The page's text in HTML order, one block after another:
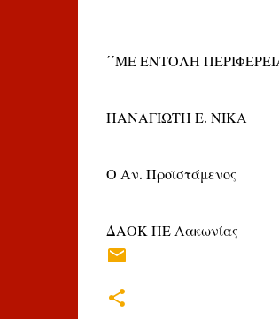
΄΄ΜΕ ΕΝΤΟΛΗ
ΠΑΝΑΓΙΩΤΗ Ε. ΝΙΚΑ
Ο Αν. Προϊστάμενος
ΔΑΟΚ ΠΕ Λακωνίας